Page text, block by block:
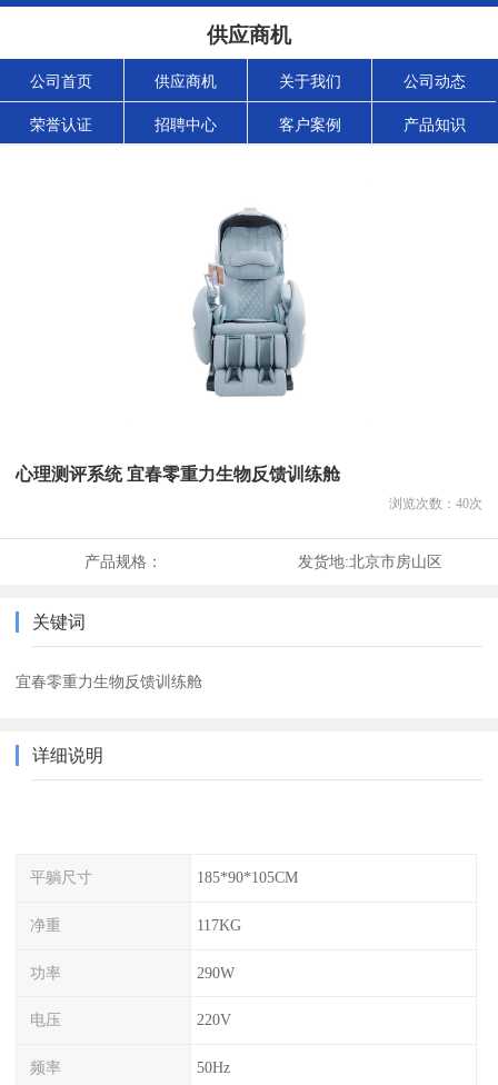
供应商机
公司首页 供应商机 关于我们 公司动态
荣誉认证 招聘中心 客户案例 产品知识
心理测评系统 宜春零重力生物反馈训练舱
浏览次数： 40次
产品规格： 发货地:北京市房山区
关键词
宜春零重力生物反馈训练舱
详细说明
平躺尺寸 185*90*105CM
净重 117KG
功率 290W
电压 220V
频率 50Hz